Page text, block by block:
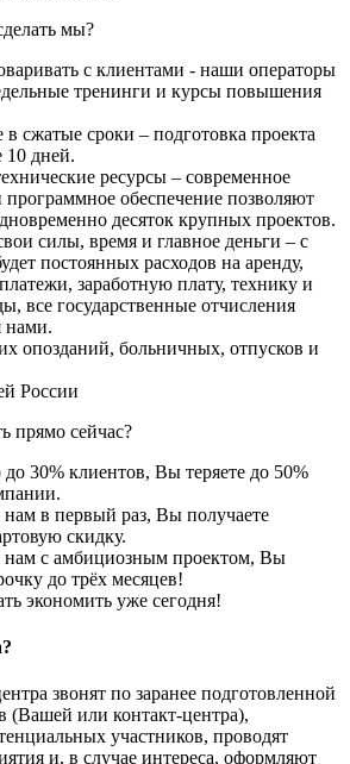
мы?
с клиентами - наши операторы
тренинги и курсы повышения
сжатые сроки – подготовка проекта
10 дней.
ресурсы – современное
программное обеспечение позволяют
десяток крупных проектов.
силы, время и главное деньги – с
постоянных расходов на аренду,
заработную плату, технику и
все государственные отчисления
нами.
опозданий, больничных, отпусков и
России
прямо сейчас?
до 30% клиентов, Вы теряете до 50%
в первый раз, Вы получаете
скидку.
с амбициозным проектом, Вы
до трёх месяцев!
экономить уже сегодня!
звонят по заранее подготовленной
(Вашей или контакт-центра),
участников, проводят
и, в случае интереса, оформляют